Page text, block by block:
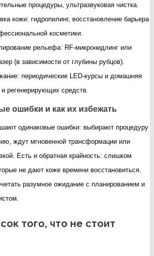
процедуры, ультразвуковая чистка.
кожи: гидропилинг, восстановление барьера
косметики.
рельефа: RF-микронидлинг или
(в зависимости от глубины рубцов).
периодические LED-курсы и домашняя
регенерирующих средств.
ошибки и как их избежать
одинаковые ошибки: выбирают процедуру
ждут мгновенной трансформации или
Есть и обратная крайность: слишком
не дают коже времени восстановиться.
разумное ожидание с планированием и
того, что не стоит